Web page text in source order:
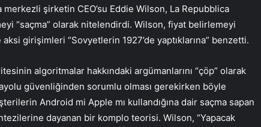
şirketin CEO’su Eddie Wilson, La Repubblica
“saçma” olarak nitelendirdi. Wilson, fiyat belirlemeyi
girişimleri “Sovyetlerin 1927’de yaptıklarına” benzetti.
algoritmalar hakkındaki argümanlarını “çöp” olarak
güvenliğinden sorumlu olması gerekirken böyle
Android mi Apple mı kullandığına dair saçma sapan
dayanan bir komplo teorisi. Wilson, “Yapacak